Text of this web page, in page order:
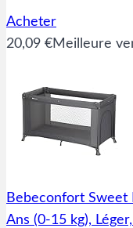
Acheter
20,09 €Meilleure
Bebeconfort Sweet
Ans (0-15 kg),